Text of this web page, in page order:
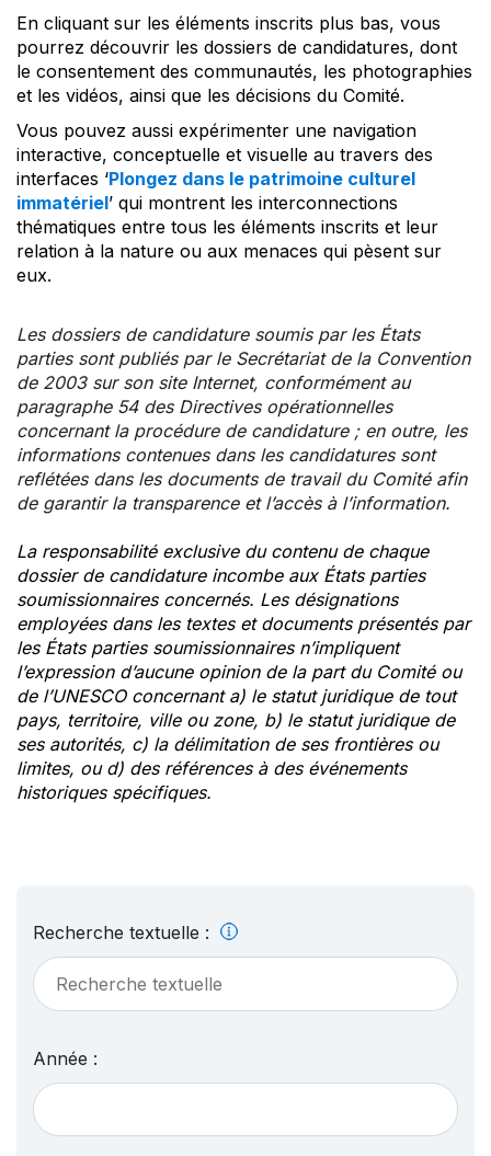
En cliquant sur les éléments inscrits plus bas, vous
pourrez découvrir les dossiers de candidatures, dont
le consentement des communautés, les photographies
et les vidéos, ainsi que les décisions du Comité.
Vous pouvez aussi expérimenter une navigation
interactive, conceptuelle et visuelle au travers des
interfaces ‘Plongez dans le patrimoine culturel
immatériel’ qui montrent les interconnections
thématiques entre tous les éléments inscrits et leur
relation à la nature ou aux menaces qui pèsent sur
eux.
Les dossiers de candidature soumis par les États
parties sont publiés par le Secrétariat de la Convention
de 2003 sur son site Internet, conformément au
paragraphe 54 des Directives opérationnelles
concernant la procédure de candidature ; en outre, les
informations contenues dans les candidatures sont
reflétées dans les documents de travail du Comité afin
de garantir la transparence et l’accès à l’information.
La responsabilité exclusive du contenu de chaque
dossier de candidature incombe aux États parties
soumissionnaires concernés. Les désignations
employées dans les textes et documents présentés par
les États parties soumissionnaires n’impliquent
l’expression d’aucune opinion de la part du Comité ou
de l’UNESCO concernant a) le statut juridique de tout
pays, territoire, ville ou zone, b) le statut juridique de
ses autorités, c) la délimitation de ses frontières ou
limites, ou d) des références à des événements
historiques spécifiques.
Recherche textuelle :
Année :